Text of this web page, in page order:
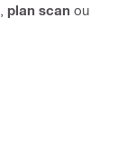
plan scan ou